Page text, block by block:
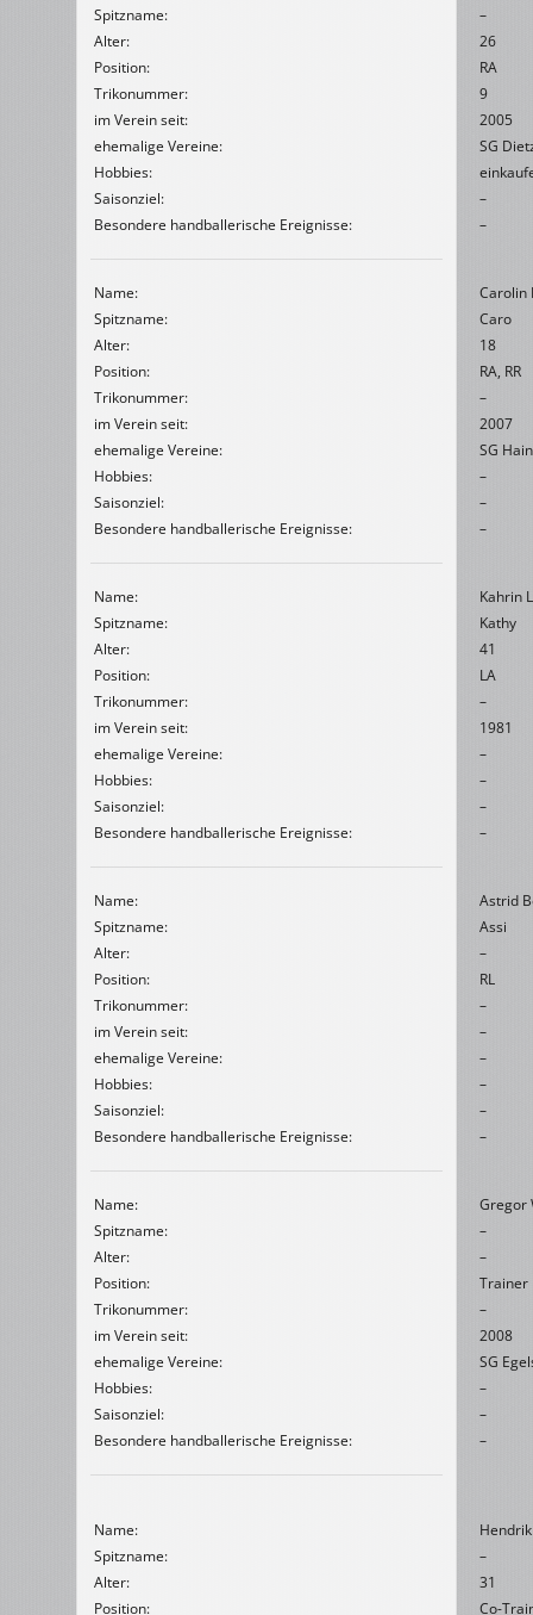
Spitzname:
–
Alter:
26
Position:
RA
Trikonummer:
9
im Verein seit:
2005
ehemalige Vereine:
SG
Hobbies:
Saisonziel:
–
Besondere handballerische Ereignisse:
–
Name:
Carolin
Spitzname:
Caro
Alter:
18
Position:
RA, RR
Trikonummer:
–
im Verein seit:
2007
ehemalige Vereine:
SG
Hobbies:
–
Saisonziel:
–
Besondere handballerische Ereignisse:
–
Name:
Kahrin
Spitzname:
Kathy
Alter:
41
Position:
LA
Trikonummer:
–
im Verein seit:
1981
ehemalige Vereine:
–
Hobbies:
–
Saisonziel:
–
Besondere handballerische Ereignisse:
–
Name:
Astrid
Spitzname:
Assi
Alter:
–
Position:
RL
Trikonummer:
–
im Verein seit:
–
ehemalige Vereine:
–
Hobbies:
–
Saisonziel:
–
Besondere handballerische Ereignisse:
–
Name:
Gregor
Spitzname:
–
Alter:
–
Position:
Trainer
Trikonummer:
–
im Verein seit:
2008
ehemalige Vereine:
SG
Hobbies:
–
Saisonziel:
–
Besondere handballerische Ereignisse:
–
Name:
Spitzname:
–
Alter:
31
Position:
Co-